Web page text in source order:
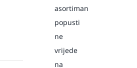
asortiman
popusti
ne
vrijede
na